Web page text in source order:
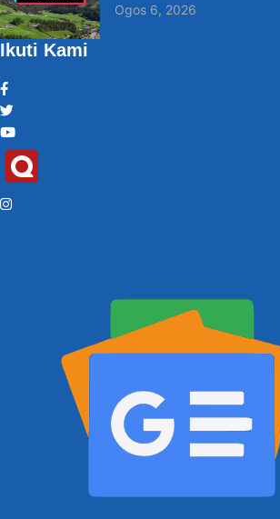
Ogos 6, 2026
Ikuti Kami